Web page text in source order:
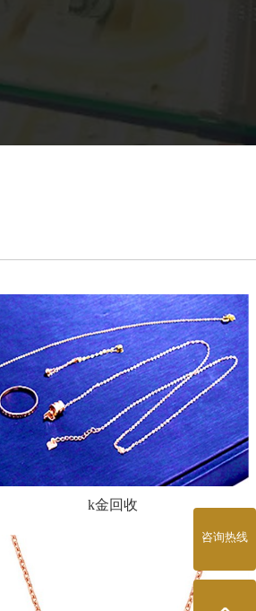
k金回收
咨询热线